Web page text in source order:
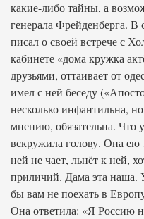
какие-либо тайны, а
генерала Фрейденберга.
писал о своей встрече с
кабинете «дома кружка
друзьями, оттаивает от
имел с ней беседу
несколько инфантильна,
мнению, обязательна. Что
вскружила голову. Она ею
ней не чает, льнёт к ней,
приличий. Дама эта наша.
бы вам не поехать в
Она ответила: «Я Россию